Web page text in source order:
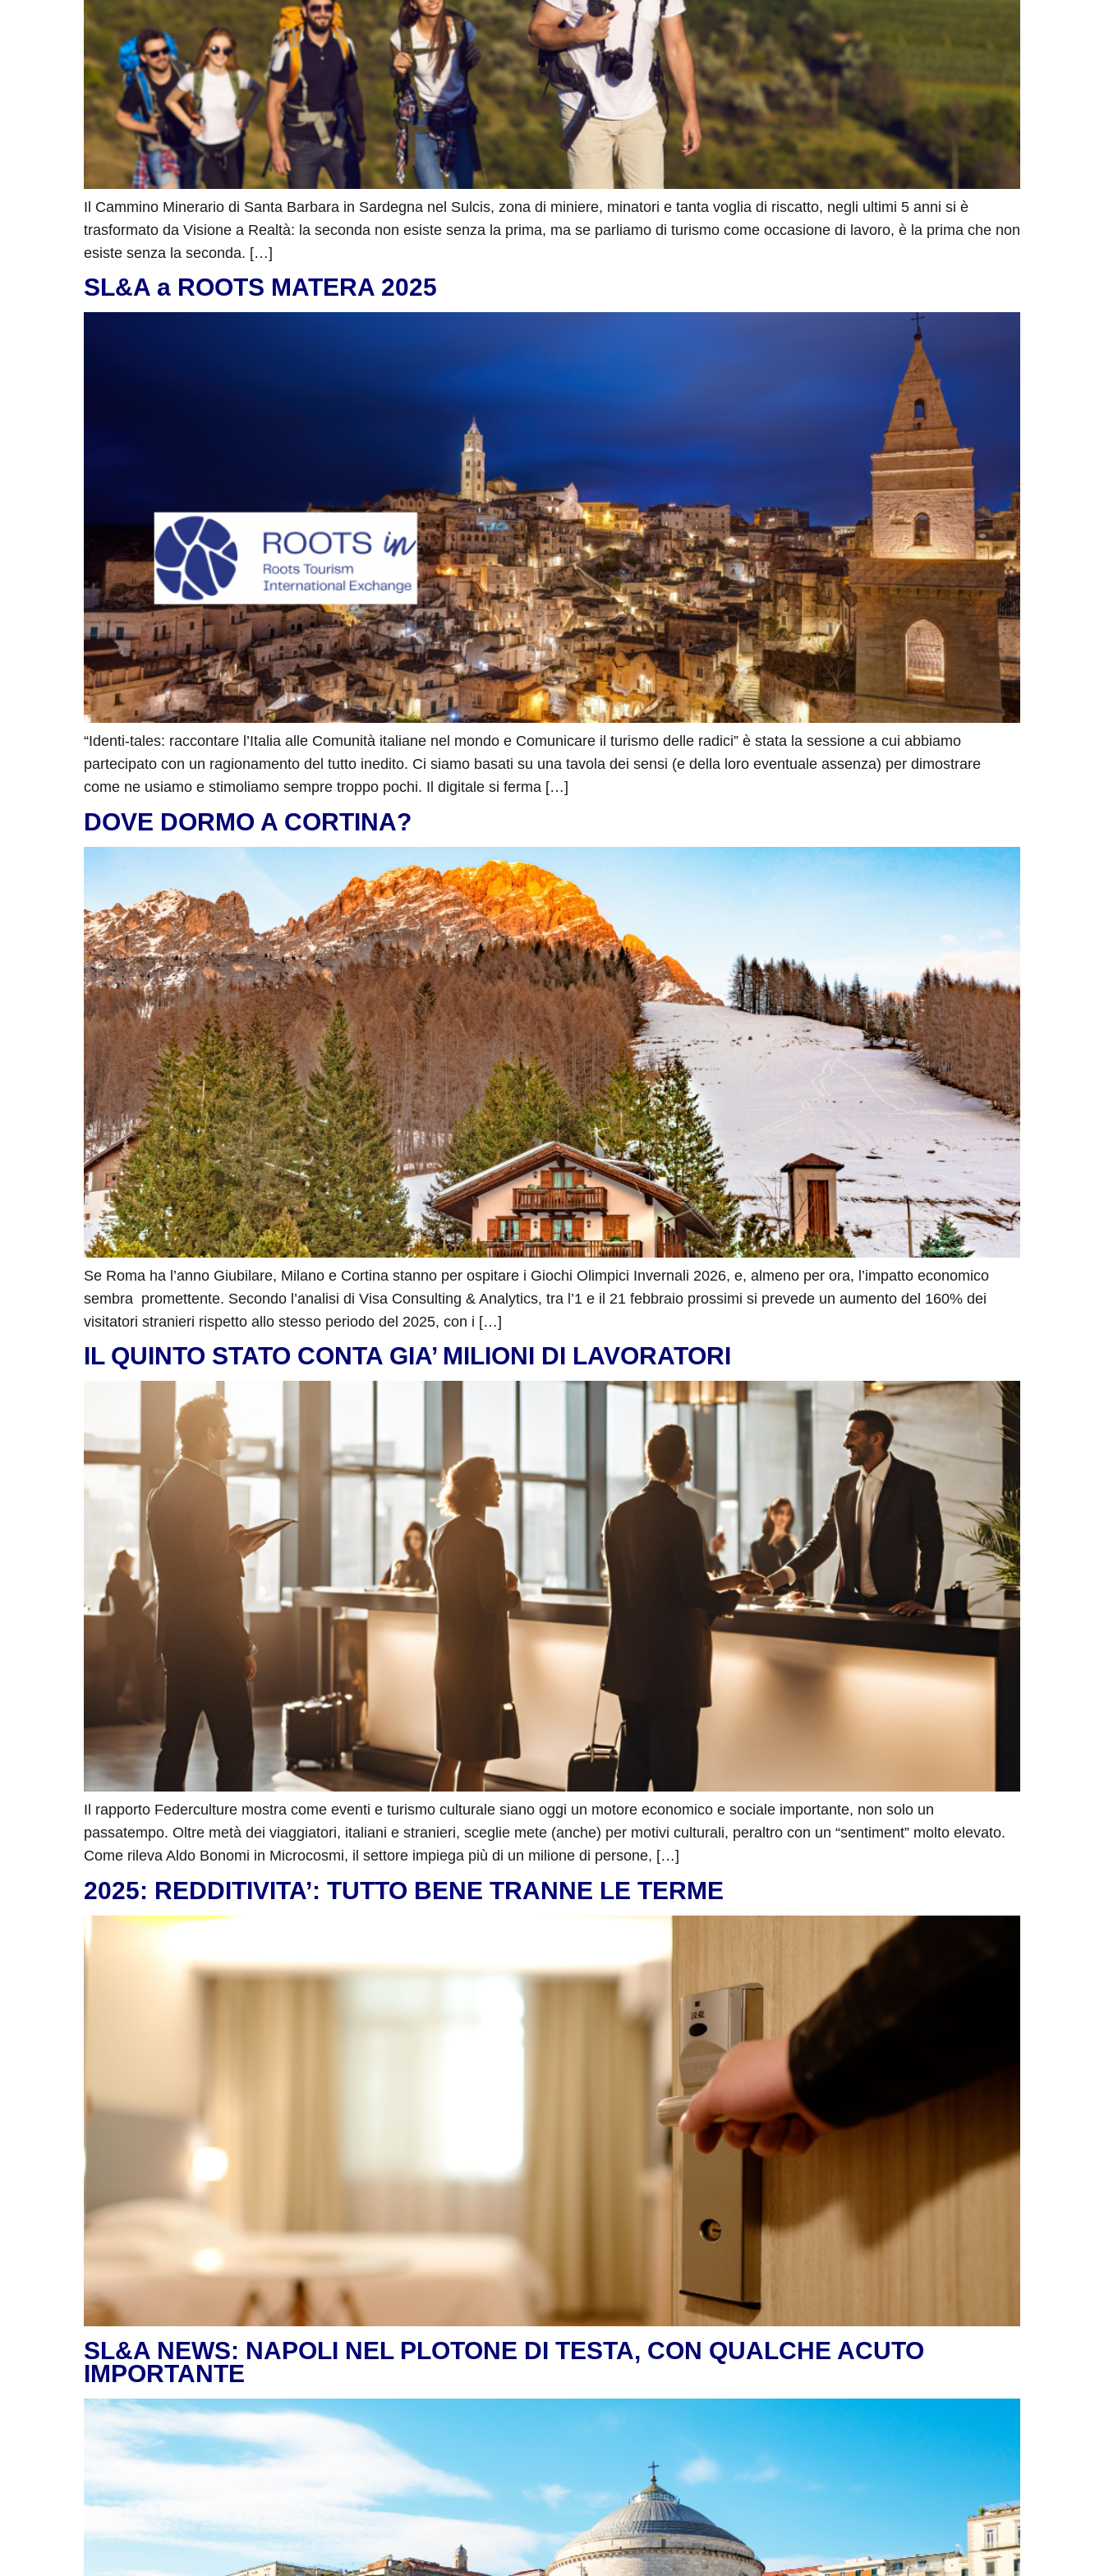
Il Cammino Minerario di Santa Barbara in Sardegna nel Sulcis, zona di miniere, minatori e tanta voglia di riscatto, negli ultimi 5 anni si è
trasformato da Visione a Realtà: la seconda non esiste senza la prima, ma se parliamo di turismo come occasione di lavoro, è la prima che non
esiste senza la seconda. […]
SL&A a ROOTS MATERA 2025
“Identi-tales: raccontare l’Italia alle Comunità italiane nel mondo e Comunicare il turismo delle radici” è stata la sessione a cui abbiamo
partecipato con un ragionamento del tutto inedito. Ci siamo basati su una tavola dei sensi (e della loro eventuale assenza) per dimostrare
come ne usiamo e stimoliamo sempre troppo pochi. Il digitale si ferma […]
DOVE DORMO A CORTINA?
Se Roma ha l’anno Giubilare, Milano e Cortina stanno per ospitare i Giochi Olimpici Invernali 2026, e, almeno per ora, l’impatto economico
sembra promettente. Secondo l’analisi di Visa Consulting & Analytics, tra l’1 e il 21 febbraio prossimi si prevede un aumento del 160% dei
visitatori stranieri rispetto allo stesso periodo del 2025, con i […]
IL QUINTO STATO CONTA GIA’ MILIONI DI LAVORATORI
Il rapporto Federculture mostra come eventi e turismo culturale siano oggi un motore economico e sociale importante, non solo un
passatempo. Oltre metà dei viaggiatori, italiani e stranieri, sceglie mete (anche) per motivi culturali, peraltro con un “sentiment” molto elevato.
Come rileva Aldo Bonomi in Microcosmi, il settore impiega più di un milione di persone, […]
2025: REDDITIVITA’: TUTTO BENE TRANNE LE TERME
SL&A NEWS: NAPOLI NEL PLOTONE DI TESTA, CON QUALCHE ACUTO
IMPORTANTE